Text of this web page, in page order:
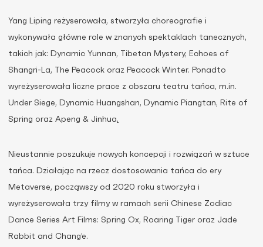
Yang Liping reżyserowała, stworzyła choreografie i
wykonywała główne role w znanych spektaklach tanecznych,
takich jak: Dynamic Yunnan, Tibetan Mystery, Echoes of
Shangri-La, The Peacock oraz Peacock Winter. Ponadto
wyreżyserowała liczne prace z obszaru teatru tańca, m.in.
Under Siege, Dynamic Huangshan, Dynamic Piangtan, Rite of
Spring oraz Apeng & Jinhua.
Nieustannie poszukuje nowych koncepcji i rozwiązań w sztuce
tańca. Działając na rzecz dostosowania tańca do ery
Metaverse, począwszy od 2020 roku stworzyła i
wyreżyserowała trzy filmy w ramach serii Chinese Zodiac
Dance Series Art Films: Spring Ox, Roaring Tiger oraz Jade
Rabbit and Chang’e.